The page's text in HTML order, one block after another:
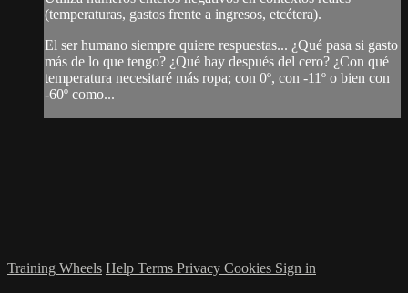
(temperaturas, gastos frente a ingresos, etcétera).
El ser humano siempre quiere respuestas... ¿Qué pasa si gasto
más de lo que tengo? ¿Qué hay después del cero? ¿Con qué
temperatura necesitaré más ropa; con 0º, con -11º o bien con
-60º como...
Training Wheels Help Terms Privacy Cookies Sign in